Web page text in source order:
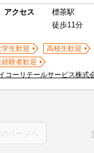
アクセス
標茶駅
徒歩11分
学生歓迎 高校生歓迎
経験者歓迎
コーリテールサービス株式
のページへ